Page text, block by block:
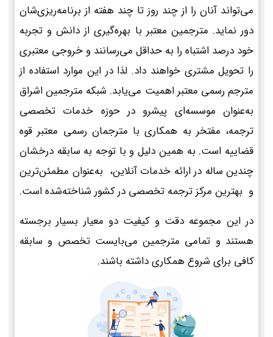
می‌تواند آنان را از چند روز تا چند هفته از برنامه‌ریزی‌شان
دور نماید. مترجمین معتبر با بهره‌گیری از دانش و تجربه
خود درصد اشتباه را به حداقل می‌رسانند و خروجی معتبری
را تحویل مشتری خواهند داد. لذا در این موارد استفاده از
مترجم رسمی معتبر اهمیت می‌یابد. شبکه مترجمین اشراق
به‌عنوان موسسه‌ای پیشرو در حوزه خدمات تخصصی
ترجمه، مفتخر به همکاری با مترجمان رسمی معتبر قوه
قضاییه است. به همین دلیل و با توجه به سابقه درخشان
چندین ساله در ارائه خدمات آنلاین، به‌عنوان مطمئن‌ترین
و بهترین مرکز ترجمه تخصصی در کشور شناخته‌شده است.
در این مجموعه دقت و کیفیت دو معیار بسیار برجسته
هستند و تمامی مترجمین می‌بایست تخصص و سابقه
کافی برای شروع همکاری داشته باشند.